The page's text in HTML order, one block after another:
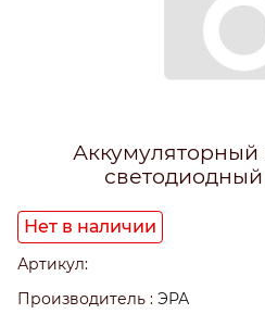
светодиодный
Нет в наличии
Артикул:
Производитель : ЭРА